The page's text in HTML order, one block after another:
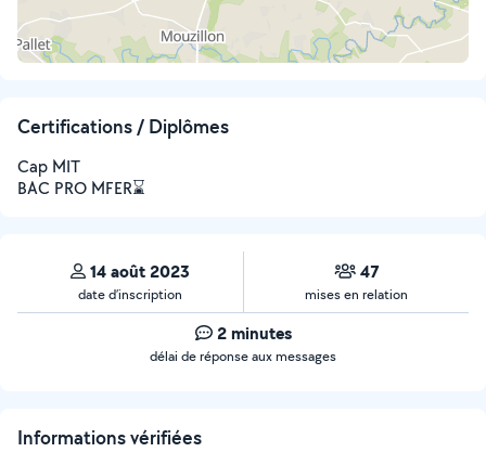
Certifications / Diplômes
Cap MIT
BAC PRO MFER⌛️
14 août 2023
date d’inscription
47
mises en relation
2 minutes
délai de réponse aux messages
Informations vérifiées